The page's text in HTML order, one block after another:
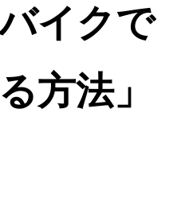
イクで
方法」